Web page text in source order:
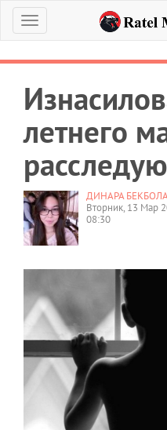
Меню
летнего
ДИНАРА
Вторник, 13 Мар
08:30